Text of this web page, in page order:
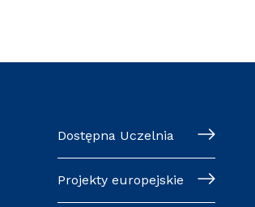
Dostępna Uczelnia
Projekty europejskie